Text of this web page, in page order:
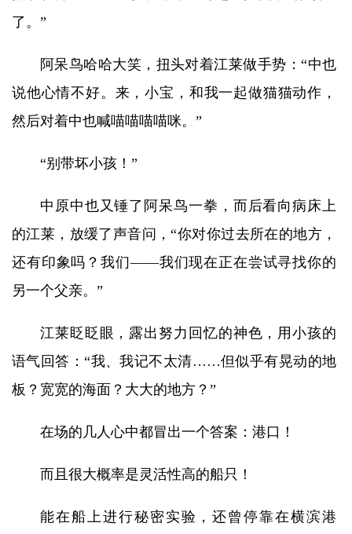
了。”
阿呆鸟哈哈大笑，扭头对着江莱做手势：“中也
说他心情不好。来，小宝，和我一起做猫猫动作，
然后对着中也喊喵喵喵喵咪。”
“别带坏小孩！”
中原中也又锤了阿呆鸟一拳，而后看向病床上
的江莱，放缓了声音问，“你对你过去所在的地方，
还有印象吗？我们——我们现在正在尝试寻找你的
另一个父亲。”
江莱眨眨眼，露出努力回忆的神色，用小孩的
语气回答：“我、我记不太清……但似乎有晃动的地
板？宽宽的海面？大大的地方？”
在场的几人心中都冒出一个答案：港口！
而且很大概率是灵活性高的船只！
能在船上进行秘密实验，还曾停靠在横滨港